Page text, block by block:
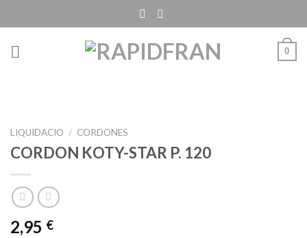
to
0
LIQUIDACIO / CORDONES
CORDON KOTY-STAR P. 120
2,95 €